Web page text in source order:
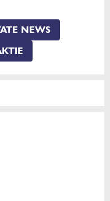
NEWS